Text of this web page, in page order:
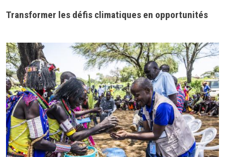
Transformer les défis climatiques en opportunités